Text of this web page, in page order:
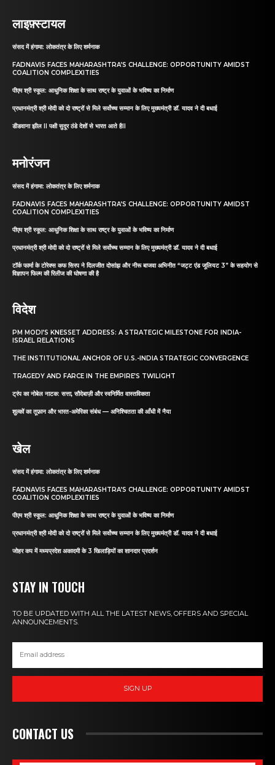
लाइफ़्स्टायल
संसद में हंगामा: लोकतंत्र के लिए शर्मनाक
FADNAVIS FACES MAHARASHTRA’S CHALLENGE: OPPORTUNITY AMIDST
COALITION COMPLEXITIES
पीएम श्री स्कूल: आधुनिक शिक्षा के साथ राष्ट्र के युवाओं के भविष्य का निर्माण
प्रधानमंत्री श्री मोदी को दो राष्ट्रों से मिले सर्वोच्च सम्मान के लिए मुख्यमंत्री डॉ. यादव ने दी बधाई
डीडवाना झील II पक्षी सुदूर ठंडे देशों से भारत आते हैII
मनोरंजन
संसद में हंगामा: लोकतंत्र के लिए शर्मनाक
FADNAVIS FACES MAHARASHTRA’S CHALLENGE: OPPORTUNITY AMIDST
COALITION COMPLEXITIES
पीएम श्री स्कूल: आधुनिक शिक्षा के साथ राष्ट्र के युवाओं के भविष्य का निर्माण
प्रधानमंत्री श्री मोदी को दो राष्ट्रों से मिले सर्वोच्च सम्मान के लिए मुख्यमंत्री डॉ. यादव ने दी बधाई
टॉर्क फार्मा के टोरेक्स कफ सिरप ने दिलजीत दोसांझ और नीरू बाजवा अभिनीत “जट्ट एंड जूलियट 3” के सहयोग से
विज्ञापन फिल्म की रिलीज की घोषणा की है
विदेश
PM MODI’S KNESSET ADDRESS: A STRATEGIC MILESTONE FOR INDIA-
ISRAEL RELATIONS
THE INSTITUTIONAL ANCHOR OF U.S.-INDIA STRATEGIC CONVERGENCE
TRAGEDY AND FARCE IN THE EMPIRE’S TWILIGHT
ट्रंप का नोबेल नाटक: सत्ता, सौदेबाज़ी और स्वनिर्मित वास्तविकता
शुल्कों का तूफ़ान और भारत-अमेरिका संबंध — अनिश्चितता की आँधी में नैया
खेल
संसद में हंगामा: लोकतंत्र के लिए शर्मनाक
FADNAVIS FACES MAHARASHTRA’S CHALLENGE: OPPORTUNITY AMIDST
COALITION COMPLEXITIES
पीएम श्री स्कूल: आधुनिक शिक्षा के साथ राष्ट्र के युवाओं के भविष्य का निर्माण
प्रधानमंत्री श्री मोदी को दो राष्ट्रों से मिले सर्वोच्च सम्मान के लिए मुख्यमंत्री डॉ. यादव ने दी बधाई
जोहर कप में मध्यप्रदेश अकादमी के 3 खिलाड़ियों का शानदार प्रदर्शन
STAY IN TOUCH
TO BE UPDATED WITH ALL THE LATEST NEWS, OFFERS AND SPECIAL
ANNOUNCEMENTS.
SIGN UP
CONTACT US